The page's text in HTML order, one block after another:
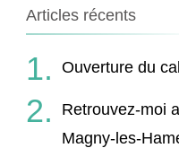
Articles récents
Ouverture du
Retrouvez-moi
Magny-les-